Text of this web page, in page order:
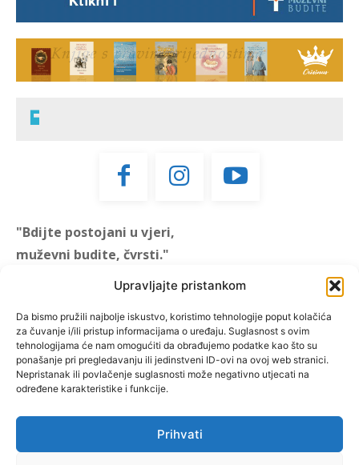
Upravljajte pristankom
Da bismo pružili najbolje iskustvo, koristimo tehnologije poput kolačića
za čuvanje i/ili pristup informacijama o uređaju. Suglasnost s ovim
tehnologijama će nam omogućiti da obrađujemo podatke kao što su
ponašanje pri pregledavanju ili jedinstveni ID-ovi na ovoj web stranici.
Nepristanak ili povlačenje suglasnosti može negativno utjecati na
određene karakteristike i funkcije.
Prihvati
"Bdijte postojani u vjeri,
muževni budite, čvrsti."
"Muževni budite" prvi je
hrvatski portal za katoličke
muškarce koji pokušava
reafirmirati u današnje
vrijeme itekako narušen
biblijski koncept muževnosti,
koji pokušavamo osvijetliti iz
više aspekata, prigodnih